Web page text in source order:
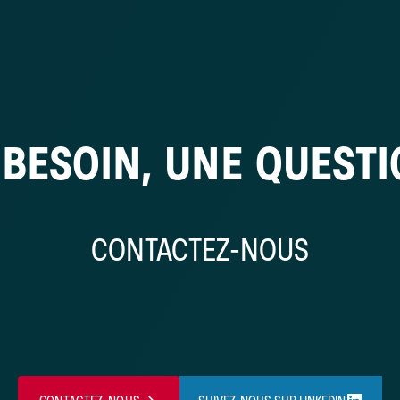
UNE
CONTACTEZ-NOUS